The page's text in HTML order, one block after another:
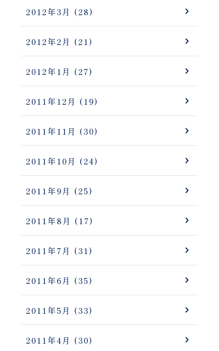
2012年3月 (28)
2012年2月 (21)
2012年1月 (27)
2011年12月 (19)
2011年11月 (30)
2011年10月 (24)
2011年9月 (25)
2011年8月 (17)
2011年7月 (31)
2011年6月 (35)
2011年5月 (33)
2011年4月 (30)